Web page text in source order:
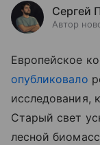
Сергей
Автор
Европейское
опубликовало
исследования,
Старый свет
лесной